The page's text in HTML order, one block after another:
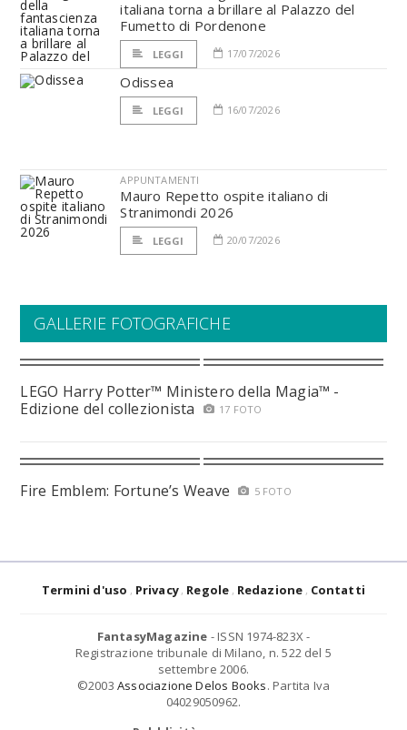
italiana torna a brillare al Palazzo del
Fumetto di Pordenone
LEGGI 17/07/2026
Odissea
LEGGI 16/07/2026
APPUNTAMENTI
Mauro Repetto ospite italiano di
Stranimondi 2026
LEGGI 20/07/2026
GALLERIE FOTOGRAFICHE
LEGO Harry Potter™ Ministero della Magia™ -
Edizione del collezionista
17 FOTO
Fire Emblem: Fortune’s Weave 5 FOTO
Termini d'uso Privacy Regole Redazione Contatti
FantasyMagazine - ISSN 1974-823X -
Registrazione tribunale di Milano, n. 522 del 5
settembre 2006.
©2003 Associazione Delos Books. Partita Iva
04029050962.